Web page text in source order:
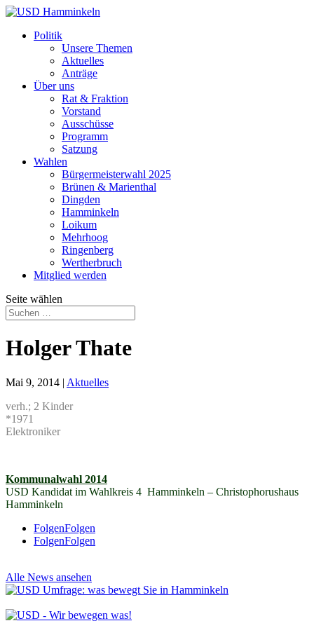
Politik
Unsere Themen
Aktuelles
Anträge
Über uns
Rat & Fraktion
Vorstand
Ausschüsse
Programm
Satzung
Wahlen
Bürgermeisterwahl 2025
Brünen & Marienthal
Dingden
Hamminkeln
Loikum
Mehrhoog
Ringenberg
Wertherbruch
Mitglied werden
Seite wählen
Holger Thate
Mai 9, 2014 | Aktuelles
verh.; 2 Kinder
*1971
Elektroniker
Kommunalwahl 2014
USD Kandidat im Wahlkreis 4 Hamminkeln – Christophorushaus
Hamminkeln
FolgenFolgen
FolgenFolgen
Alle News ansehen